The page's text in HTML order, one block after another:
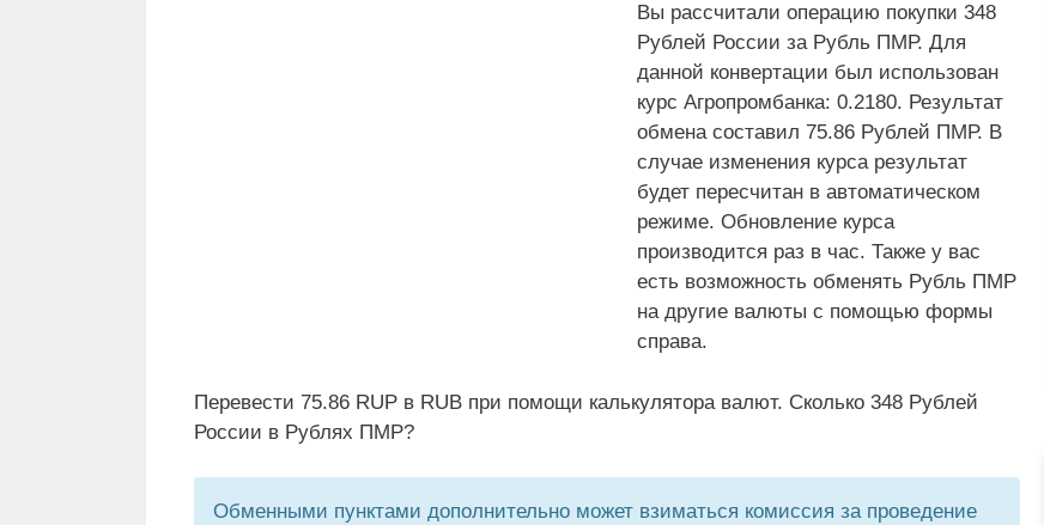
Вы рассчитали операцию покупки 348
Рублей России за Рубль ПМР. Для
данной конвертации был использован
курс Агропромбанка: 0.2180. Результат
обмена составил 75.86 Рублей ПМР. В
случае изменения курса результат
будет пересчитан в автоматическом
режиме. Обновление курса
производится раз в час. Также у вас
есть возможность обменять Рубль ПМР
на другие валюты с помощью формы
справа.
Перевести 75.86 RUP в RUB при помощи калькулятора валют. Сколько 348 Рублей
России в Рублях ПМР?
Обменными пунктами дополнительно может взиматься комиссия за проведение